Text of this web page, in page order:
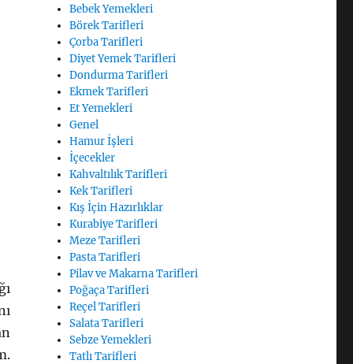
Bebek Yemekleri
Börek Tarifleri
Çorba Tarifleri
Diyet Yemek Tarifleri
Dondurma Tarifleri
Ekmek Tarifleri
Et Yemekleri
Genel
Hamur İşleri
İçecekler
Kahvaltılık Tarifleri
Kek Tarifleri
Kış İçin Hazırlıklar
Kurabiye Tarifleri
Meze Tarifleri
Pasta Tarifleri
Pilav ve Makarna Tarifleri
Poğaça Tarifleri
Reçel Tarifleri
Salata Tarifleri
Sebze Yemekleri
Tatlı Tarifleri